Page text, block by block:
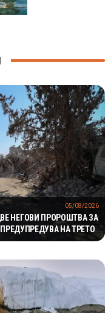
НЕГОВИ ПРОРОШТВА ЗА
ПРЕДУПРЕДУВА НА ТРЕТО
05/08/2026